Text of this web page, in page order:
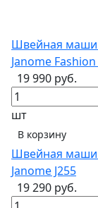
Швейная
Janome
19 990 руб.
шт
В корзину
Швейная
Janome J255
19 290 руб.